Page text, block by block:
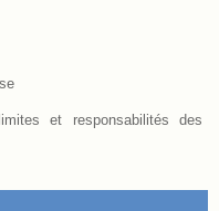
et responsabilités des